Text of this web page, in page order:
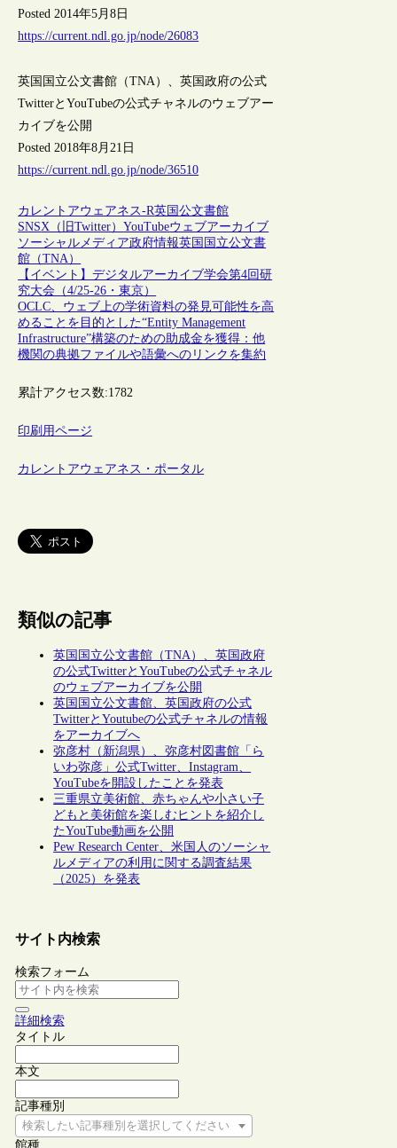
Posted 2014年5月8日
https://current.ndl.go.jp/node/26083
英国国立公文書館（TNA）、英国政府の公式
TwitterとYouTubeの公式チャネルのウェブアー
カイブを公開
Posted 2018年8月21日
https://current.ndl.go.jp/node/36510
カレントアウェアネス-R英国公文書館
SNSX（旧Twitter）YouTubeウェブアーカイブ
ソーシャルメディア政府情報英国国立公文書
館（TNA）
【イベント】デジタルアーカイブ学会第4回研
究大会（4/25-26・東京）
OCLC、ウェブ上の学術資料の発見可能性を高
めることを目的とした“Entity Management
Infrastructure”構築のための助成金を獲得：他
機関の典拠ファイルや語彙へのリンクを集約
累計アクセス数:1782
印刷用ページ
カレントアウェアネス・ポータル
類似の記事
英国国立公文書館（TNA）、英国政府
の公式TwitterとYouTubeの公式チャネル
のウェブアーカイブを公開
英国国立公文書館、英国政府の公式
TwitterとYoutubeの公式チャネルの情報
をアーカイブへ
弥彦村（新潟県）、弥彦村図書館「ら
いわ弥彦」公式Twitter、Instagram、
YouTubeを開設したことを発表
三重県立美術館、赤ちゃんや小さい子
どもと美術館を楽しむヒントを紹介し
たYouTube動画を公開
Pew Research Center、米国人のソーシャ
ルメディアの利用に関する調査結果
（2025）を発表
サイト内検索
検索フォーム
詳細検索
タイトル
本文
記事種別
検索したい記事種別を選択してください
館種